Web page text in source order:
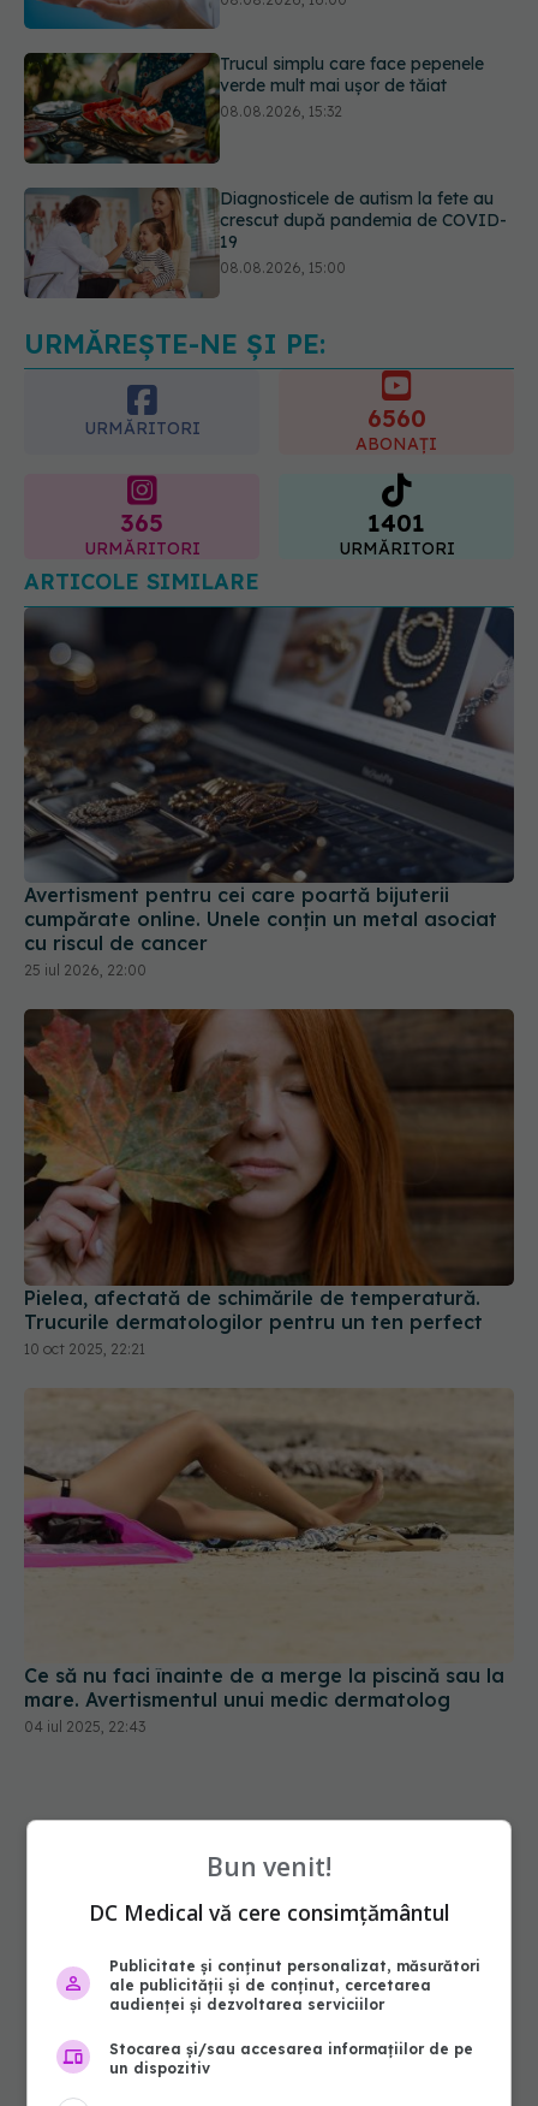
08.08.2026, 15:32
Diagnosticele de autism la fete au
crescut după pandemia de COVID-
Microplasticele pot traversa bariera
URMĂREȘTE-NE ȘI PE:
URMĂRITORI 6560
ABONAȚI
365
URMĂRITORI
1401
URMĂRITORI
ARTICOLE SIMILARE
Avertisment pentru cei care poartă bijuterii
cumpărate online. Unele conțin un metal asociat
cu riscul de cancer
25 iul 2026, 22:00
Pielea, afectată de schimările de temperatură.
Trucurile dermatologilor pentru un ten perfect
10 oct 2025, 22:21
Ce să nu faci înainte de a merge la piscină sau la
mare. Avertismentul unui medic dermatolog
04 iul 2025, 22:43
Bun venit!
DC Medical vă cere consimțământul
Publicitate și conținut personalizat, măsurători
ale publicității și de conținut, cercetarea
audienței și dezvoltarea serviciilor
Stocarea și/sau accesarea informațiilor de pe
un dispozitiv